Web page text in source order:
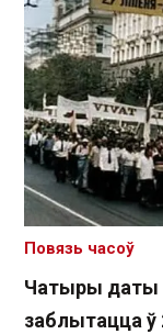
Чатыры даты
заблытацца ў
Повязь часоў